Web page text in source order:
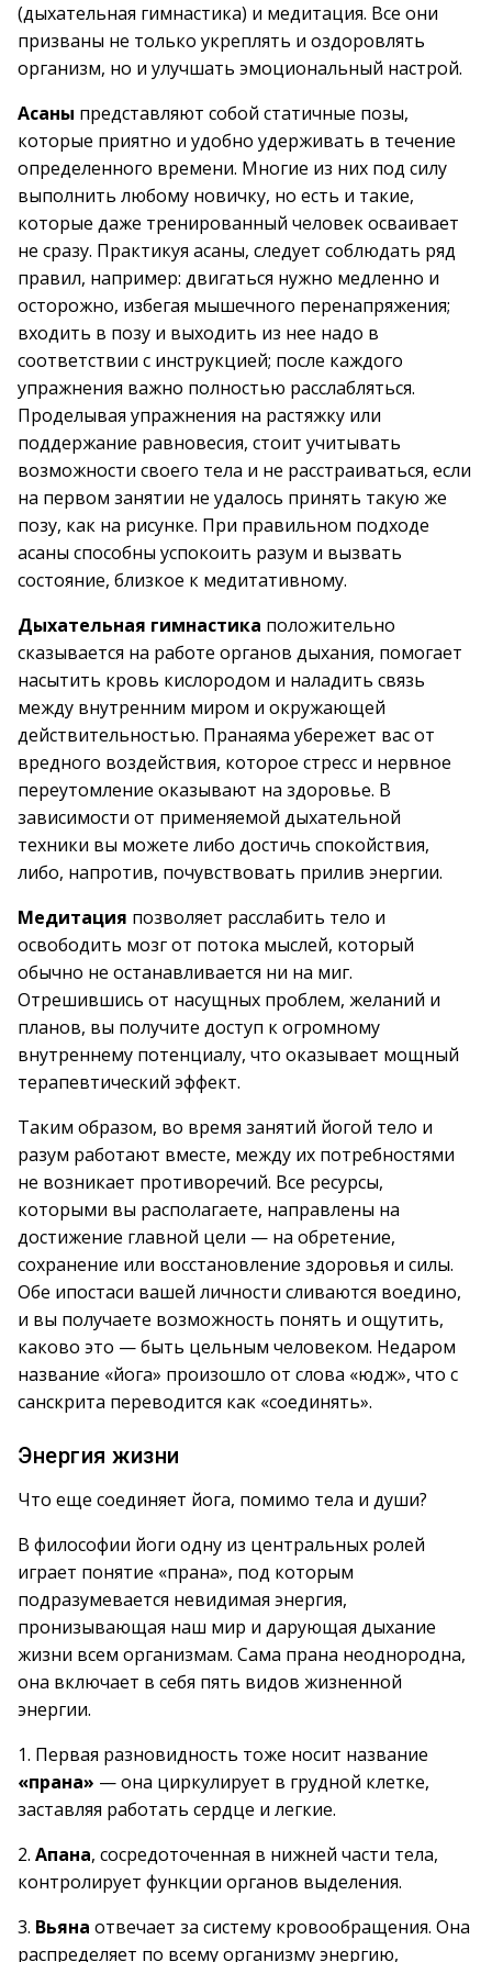
(дыхательная гимнастика) и медитация. Все они
призваны не только укреплять и оздоровлять
организм, но и улучшать эмоциональный настрой.
Асаны представляют собой статичные позы,
которые приятно и удобно удерживать в течение
определенного времени. Многие из них под силу
выполнить любому новичку, но есть и такие,
которые даже тренированный человек осваивает
не сразу. Практикуя асаны, следует соблюдать ряд
правил, например: двигаться нужно медленно и
осторожно, избегая мышечного перенапряжения;
входить в позу и выходить из нее надо в
соответствии с инструкцией; после каждого
упражнения важно полностью расслабляться.
Проделывая упражнения на растяжку или
поддержание равновесия, стоит учитывать
возможности своего тела и не расстраиваться, если
на первом занятии не удалось принять такую же
позу, как на рисунке. При правильном подходе
асаны способны успокоить разум и вызвать
состояние, близкое к медитативному.
Дыхательная гимнастика положительно
сказывается на работе органов дыхания, помогает
насытить кровь кислородом и наладить связь
между внутренним миром и окружающей
действительностью. Пранаяма убережет вас от
вредного воздействия, которое стресс и нервное
переутомление оказывают на здоровье. В
зависимости от применяемой дыхательной
техники вы можете либо достичь спокойствия,
либо, напротив, почувствовать прилив энергии.
Медитация позволяет расслабить тело и
освободить мозг от потока мыслей, который
обычно не останавливается ни на миг.
Отрешившись от насущных проблем, желаний и
планов, вы получите доступ к огромному
внутреннему потенциалу, что оказывает мощный
терапевтический эффект.
Таким образом, во время занятий йогой тело и
разум работают вместе, между их потребностями
не возникает противоречий. Все ресурсы,
которыми вы располагаете, направлены на
достижение главной цели — на обретение,
сохранение или восстановление здоровья и силы.
Обе ипостаси вашей личности сливаются воедино,
и вы получаете возможность понять и ощутить,
каково это — быть цельным человеком. Недаром
название «йога» произошло от слова «юдж», что с
санскрита переводится как «соединять».
Энергия жизни
Что еще соединяет йога, помимо тела и души?
В философии йоги одну из центральных ролей
играет понятие «прана», под которым
подразумевается невидимая энергия,
пронизывающая наш мир и дарующая дыхание
жизни всем организмам. Сама прана неоднородна,
она включает в себя пять видов жизненной
энергии.
1. Первая разновидность тоже носит название
«прана» — она циркулирует в грудной клетке,
заставляя работать сердце и легкие.
2. Апана, сосредоточенная в нижней части тела,
контролирует функции органов выделения.
3. Вьяна отвечает за систему кровообращения. Она
распределяет по всему организму энергию,